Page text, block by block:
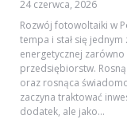
24 czerwca, 2026
Rozwój fotowoltaiki w
tempa i stał się
energetycznej
przedsiębiorstw.
oraz rosnąca
zaczyna traktować
dodatek, ale jako...